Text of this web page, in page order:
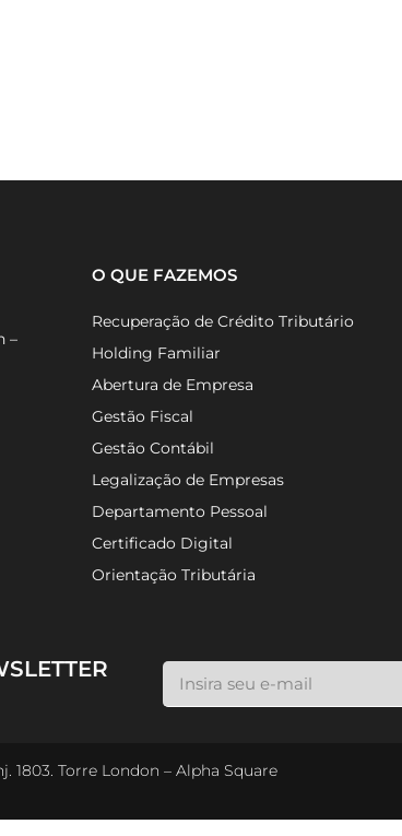
–
O QUE FAZEMOS
Recuperação de Crédito Tributário
Holding Familiar
Abertura de Empresa
Gestão Fiscal
Gestão Contábil
Legalização de Empresas
Departamento Pessoal
Certificado Digital
Orientação Tributária
1803. Torre London – Alpha Square